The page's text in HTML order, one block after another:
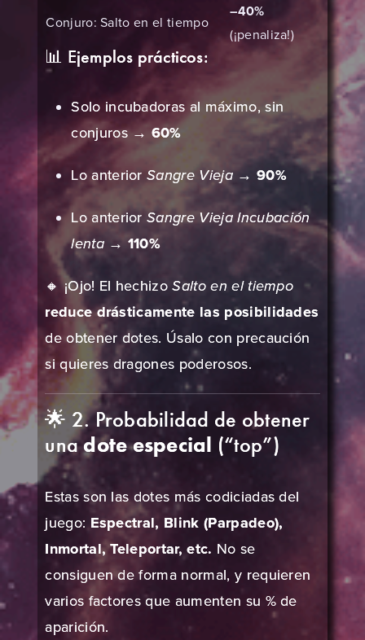
Conjuro: Salto en el tiempo
–40%
(¡penaliza!)
📊 Ejemplos prácticos:
Solo incubadoras al máximo, sin
conjuros → 60%
Lo anteriorSangre Vieja→ 90%
Lo anteriorSangre Vieja Incubación
lenta→110%
🔸 ¡Ojo! El hechizoSalto en el tiempo
reduce drásticamente las posibilidades
de obtener dotes. Úsalo con precaución
si quieres dragones poderosos.
🌟 2. Probabilidad de obtener
unadote especial (“top”)
Estas son las dotes más codiciadas del
juego: Espectral, Blink (Parpadeo),
Inmortal, Teleportar, etc. No se
consiguen de forma normal, y requieren
varios factores que aumenten su % de
aparición.